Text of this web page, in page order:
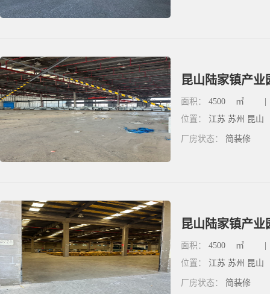
昆山陆家镇产业
面积： 4500 ㎡
位置： 江苏 苏州 昆山
厂房状态： 简装修
昆山陆家镇产业
面积： 4500 ㎡
位置： 江苏 苏州 昆山
厂房状态： 简装修